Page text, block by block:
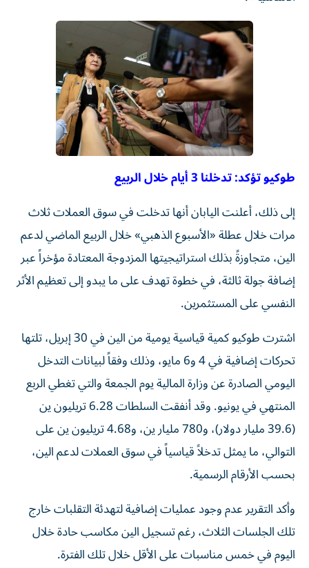
طوكيو تؤكد: تدخلنا 3 أيام خلال الربيع
إلى ذلك، أعلنت اليابان أنها تدخلت في سوق العملات ثلاث
مرات خلال عطلة «الأسبوع الذهبي» خلال الربيع الماضي لدعم
الين، متجاوزةً بذلك استراتيجيتها المزدوجة المعتادة مؤخراً عبر
إضافة جولة ثالثة، في خطوة تهدف على ما يبدو إلى تعظيم الأثر
النفسي على المستثمرين.
اشترت طوكيو كمية قياسية يومية من الين في 30 إبريل، تلتها
تحركات إضافية في 4 و6 مايو، وذلك وفقاً لبيانات التدخل
اليومي الصادرة عن وزارة المالية يوم الجمعة والتي تغطي الربع
المنتهي في يونيو. وقد أنفقت السلطات 6.28 تريليون ين
(39.6 مليار دولار)، و780 مليار ين، و4.68 تريليون ين على
التوالي، ما يمثل تدخلاً قياسياً في سوق العملات لدعم الين،
بحسب الأرقام الرسمية.
وأكد التقرير عدم وجود عمليات إضافية لتهدئة التقلبات خارج
تلك الجلسات الثلاث، رغم تسجيل الين مكاسب حادة خلال
اليوم في خمس مناسبات على الأقل خلال تلك الفترة.